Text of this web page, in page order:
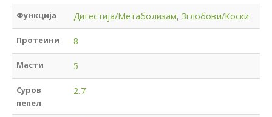
Функција Дигестија/Метаболизам,Зглобови/Коски
Протеини 8
Масти 5
Суров
пепел
2.7